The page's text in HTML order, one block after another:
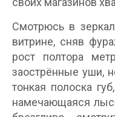
Смотрюсь в
витрине, сняв
рост полтора
заострённые уши,
тонкая полоска
намечающаяся